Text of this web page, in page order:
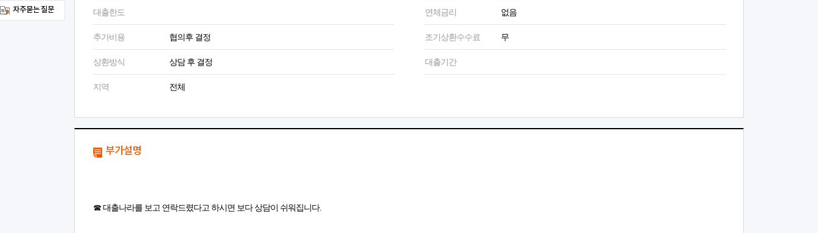
대출한도 연체금리 없음
추가비용 협의후 결정 조기상환수수료 무
상환방식 상담 후 결정 대출기간
지역 전체
부가설명
☎ 대출나라를 보고 연락드렸다고 하시면 보다 상담이 쉬워집니다.
자주묻는 질문